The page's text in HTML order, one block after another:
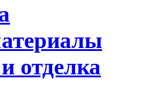
отделка